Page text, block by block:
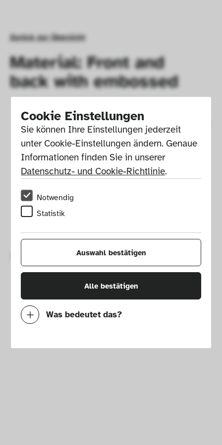
Cookie Einstellungen
Sie können Ihre Einstellungen jederzeit
unter Cookie-Einstellungen ändern. Genaue
Informationen finden Sie in unserer
Datenschutz- und Cookie-Richtlinie.
Notwendig
Statistik
Auswahl bestätigen
Alle bestätigen
Was bedeutet das?
Mit diesen Cookies können wir durch
Zurück zur Übersicht
Material: Front and
back with embossed
Impressum Presse
Hausordnung
Newsletter
Copyright © 2026 Die Neue Sammlung – The Design Museum.
Alle Rechte vorbehalten.